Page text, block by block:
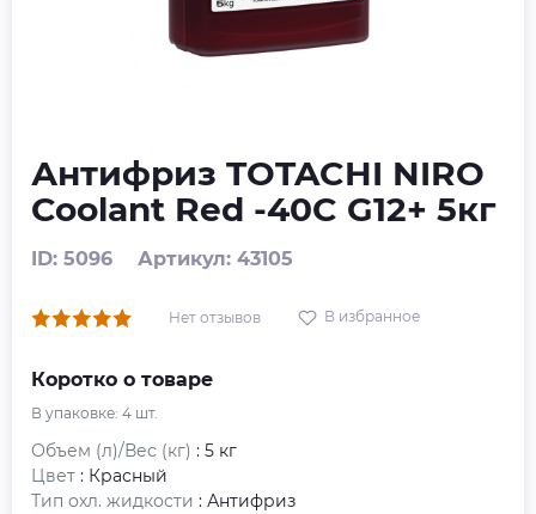
Антифриз TOTACHI NIRO
Coolant Red -40C G12+ 5кг
ID: 5096 Артикул: 43105
Нет отзывов В избранное
Коротко о товаре
В упаковке: 4 шт.
Объем (л)/Вес (кг) : 5 кг
Цвет : Красный
Тип охл. жидкости : Антифриз